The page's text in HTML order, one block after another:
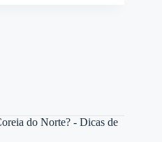
do Norte? - Dicas de